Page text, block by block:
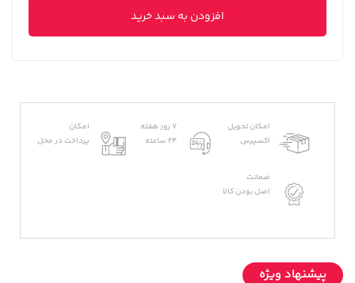
افزودن به سبد خرید
امکان تحویل
اکسپرس
7 روز هفته
24 ساعته
امکان
پرداخت در محل
ضمانت
اصل بودن کالا
پیشنهاد ویژه